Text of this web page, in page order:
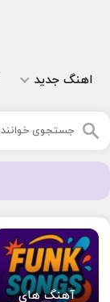
اهنگ جدید
آهنگ های